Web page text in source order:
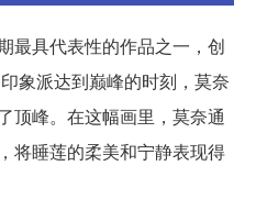
最具代表性的作品之一，创
象派达到巅峰的时刻，莫奈
顶峰。在这幅画里，莫奈通
将睡莲的柔美和宁静表现得